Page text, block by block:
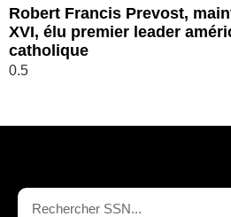
Robert Francis Prevost,
XVI, élu premier leader
catholique